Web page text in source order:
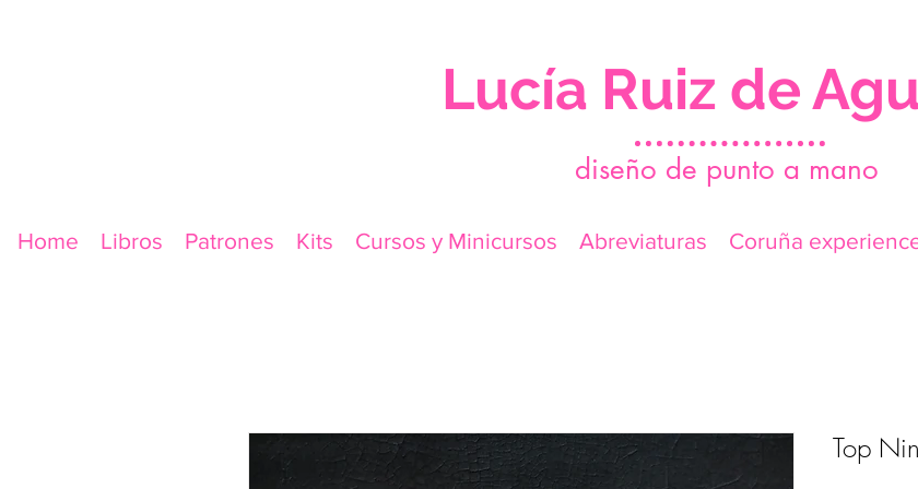
Lucía Ruiz de
diseño de punto a mano
Home Libros Patrones Kits Cursos y Minicursos Abreviaturas Coruña
Top